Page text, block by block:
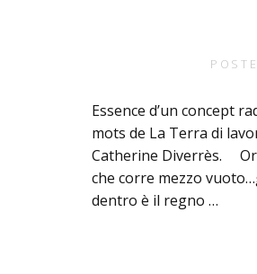
Essence d’un concept
mots de La Terra di
Catherine Diverrès.
che corre mezzo
dentro è il regno …